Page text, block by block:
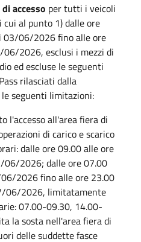
accesso per tutti i veicoli
al punto 1) dalle ore
03/06/2026 fino alle ore
2026, esclusi i mezzi di
ed escluse le seguenti
rilasciati dalla
seguenti limitazioni:
l'accesso all'area fiera di
di carico e scarico
dalle ore 09.00 alle ore
06/2026; dalle ore 07.00
2026 fino alle ore 23.00
06/2026, limitatamente
07.00-09.30, 14.00-
la sosta nell'area fiera di
delle suddette fasce